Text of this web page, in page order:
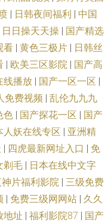
精品人操人人 天天透伊人
精品传媒电影 黃色狼视频
之老司机 日本中文一区 欧
天干 91影音 欧美艹艹 51色
被内射 91资源网址 91观
利网站 欧美精品久久天 91
| 日韩夜间福利 | 中国
日日操天天操 | 国产精选
看 | 黄色三极片 | 日韩丝
| 欧美三区影院 | 国产高
线播放 | 国产一区一区 |
免费视频 | 乱伦九九九
色 | 国产探花一区 | 国产
人妖在线专区 | 亚洲精
| 四虎最新网址入口 | 免
剃毛 | 日本在线中文字
片福利影院 | 三级免费
| 免费三级网网站 | 久久
地址 | 福利影院87 | 国产